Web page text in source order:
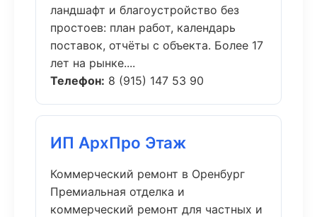
ландшафт и благоустройство без
простоев: план работ, календарь
поставок, отчёты с объекта. Более 17
лет на рынке....
Телефон: 8 (915) 147 53 90
ИП АрхПро Этаж
Коммерческий ремонт в Оренбург
Премиальная отделка и
коммерческий ремонт для частных и